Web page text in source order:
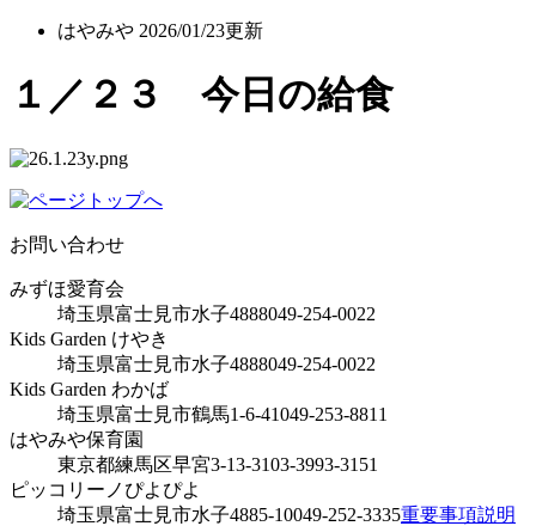
はやみや 2026/01/23更新
１／２３ 今日の給食
お問い合わせ
みずほ愛育会
埼玉県富士見市水子4888049-254-0022
Kids Garden けやき
埼玉県富士見市水子4888049-254-0022
Kids Garden わかば
埼玉県富士見市鶴馬1-6-41049-253-8811
はやみや保育園
東京都練馬区早宮3-13-3103-3993-3151
ピッコリーノぴよぴよ
埼玉県富士見市水子4885-10049-252-3335重要事項説明